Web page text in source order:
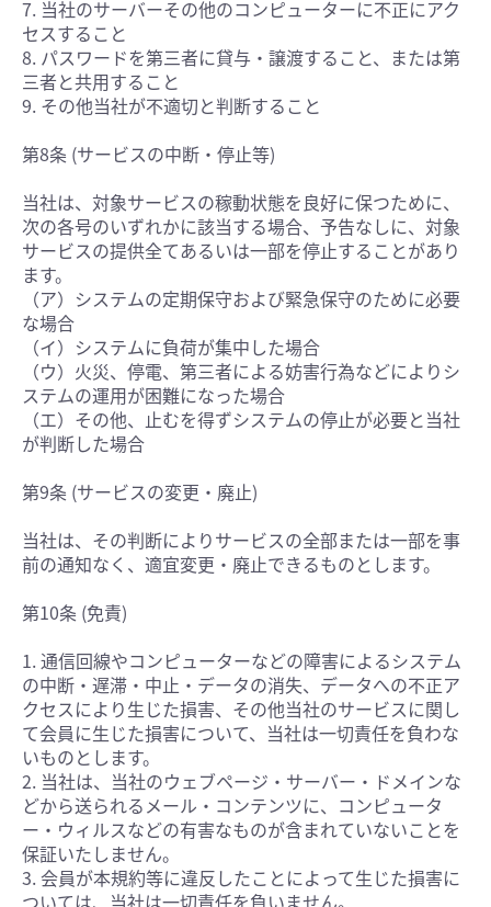
7. 当社のサーバーその他のコンピューターに不正にアク
セスすること
8. パスワードを第三者に貸与・譲渡すること、または第
三者と共用すること
9. その他当社が不適切と判断すること
第8条 (サービスの中断・停止等)
当社は、対象サービスの稼動状態を良好に保つために、
次の各号のいずれかに該当する場合、予告なしに、対象
サービスの提供全てあるいは一部を停止することがあり
ます。
（ア）システムの定期保守および緊急保守のために必要
な場合
（イ）システムに負荷が集中した場合
（ウ）火災、停電、第三者による妨害行為などによりシ
ステムの運用が困難になった場合
（エ）その他、止むを得ずシステムの停止が必要と当社
が判断した場合
第9条 (サービスの変更・廃止)
当社は、その判断によりサービスの全部または一部を事
前の通知なく、適宜変更・廃止できるものとします。
第10条 (免責)
1. 通信回線やコンピューターなどの障害によるシステム
の中断・遅滞・中止・データの消失、データへの不正ア
クセスにより生じた損害、その他当社のサービスに関し
て会員に生じた損害について、当社は一切責任を負わな
いものとします。
2. 当社は、当社のウェブページ・サーバー・ドメインな
どから送られるメール・コンテンツに、コンピュータ
ー・ウィルスなどの有害なものが含まれていないことを
保証いたしません。
3. 会員が本規約等に違反したことによって生じた損害に
ついては、当社は一切責任を負いません。